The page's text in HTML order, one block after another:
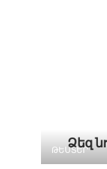
Ձեզ
ԹԵՍՏԵՐ